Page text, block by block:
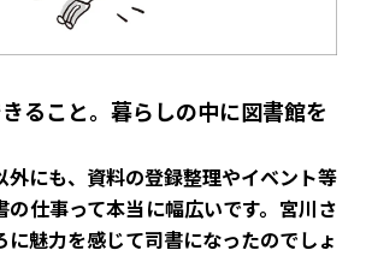
ること。暮らしの中に図書館を
外にも、資料の登録整理やイベント等
の仕事って本当に幅広いです。宮川さ
に魅力を感じて司書になったのでしょ